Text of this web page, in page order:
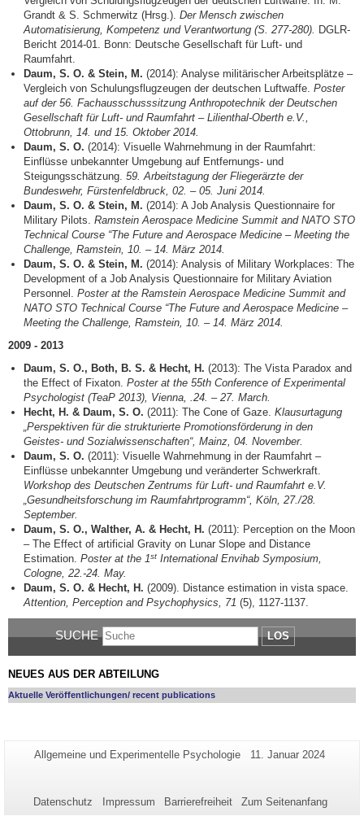
Grandt & S. Schmerwitz (Hrsg.).Der Mensch zwischen
Automatisierung, Kompetenz und Verantwortung (S. 277-280). DGLR-
Bericht 2014-01. Bonn: Deutsche Gesellschaft für Luft- und
Raumfahrt.
Daum, S. O. & Stein, M. (2014): Analyse militärischer Arbeitsplätze –
Vergleich von Schulungsflugzeugen der deutschen Luftwaffe. Poster
auf der 56. Fachausschusssitzung Anthropotechnik der Deutschen
Gesellschaft für Luft- und Raumfahrt – Lilienthal-Oberth e.V.,
Ottobrunn, 14. und 15. Oktober 2014.
Daum, S. O. (2014): Visuelle Wahrnehmung in der Raumfahrt:
Einflüsse unbekannter Umgebung auf Entfernungs- und
Steigungsschätzung.59. Arbeitstagung der Fliegerärzte der
Bundeswehr, Fürstenfeldbruck, 02. – 05. Juni 2014.
Daum, S. O. & Stein, M. (2014): A Job Analysis Questionnaire for
Military Pilots.Ramstein Aerospace Medicine Summit and NATO STO
Technical Course “The Future and Aerospace Medicine – Meeting the
Challenge, Ramstein, 10. – 14. März 2014.
Daum, S. O. & Stein, M. (2014): Analysis of Military Workplaces: The
Development of a Job Analysis Questionnaire for Military Aviation
Personnel.Poster at the Ramstein Aerospace Medicine Summit and
NATO STO Technical Course “The Future and Aerospace Medicine –
Meeting the Challenge, Ramstein, 10. – 14. März 2014.
2009 - 2013
Daum, S. O., Both, B. S. & Hecht, H. (2013): The Vista Paradox and
the Effect of Fixaton.Poster at the 55th Conference of Experimental
Psychologist (TeaP 2013), Vienna, .24. – 27. March.
Hecht, H. & Daum, S. O. (2011): The Cone of Gaze.Klausurtagung
„Perspektiven für die strukturierte Promotionsförderung in den
Geistes- und Sozialwissenschaften“, Mainz, 04. November.
Daum, S. O. (2011): Visuelle Wahrnehmung in der Raumfahrt –
Einflüsse unbekannter Umgebung und veränderter Schwerkraft.
Workshop des Deutschen Zentrums für Luft- und Raumfahrt e.V.
„Gesundheitsforschung im Raumfahrtprogramm“, Köln, 27./28.
September.
Daum, S. O., Walther, A. & Hecht, H. (2011): Perception on the Moon
– The Effect of artificial Gravity on Lunar Slope and Distance
Estimation.Poster at the 1st International Envihab Symposium,
Cologne, 22.-24. May.
Daum, S. O. & Hecht, H. (2009). Distance estimation in vista space.
Attention, Perception and Psychophysics, 71 (5), 1127-1137.
SUCHE LOS
NEUES AUS DER ABTEILUNG
Aktuelle Veröffentlichungen/ recent publications
Zusätzliche
dieser
Seiten-
Allgemeine und Experimentelle Psychologie
Letzte
11. Januar 2024
Datenschutz Impressum Barrierefreiheit Zum Seitenanfang